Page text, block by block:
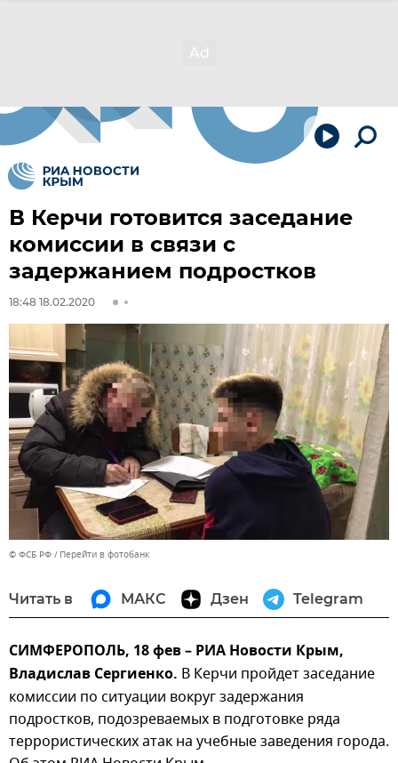
В Керчи готовится заседание
комиссии в связи с
задержанием подростков
18:48 18.02.2020
© ФСБ РФ Перейти в фотобанк
Читать в МАКС Дзен Telegram
СИМФЕРОПОЛЬ, 18 фев – РИА Новости Крым,
Владислав Сергиенко. В Керчи пройдет заседание
комиссии по ситуации вокруг задержания
подростков, подозреваемых в подготовке ряда
террористических атак на учебные заведения города.